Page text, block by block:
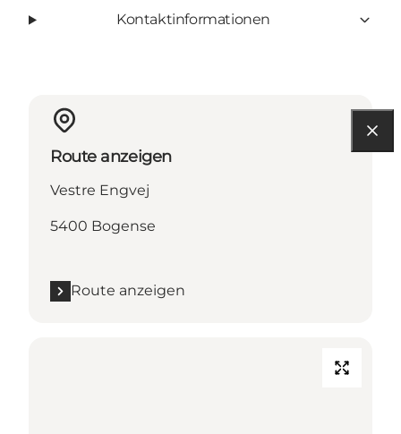
Kontaktinformationen
Route anzeigen
Vestre Engvej
5400 Bogense
Route anzeigen